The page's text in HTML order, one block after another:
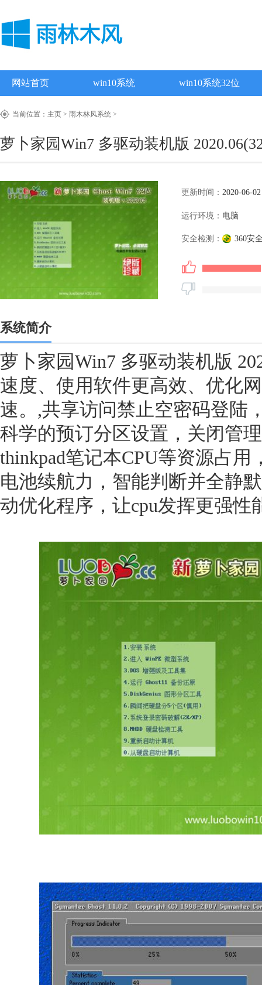
网站首页 win10系统 win10系统32位
当前位置： 主页 > 雨木林风系统 >
萝卜家园Win7 多驱动装机版
更新时间： 2020-06-02
运行环境： 电脑
安全检测： 360安
系统简介
萝卜家园Win7 多驱动装机版
速度、使用软件更高效、优化
速。,共享访问禁止空密码登陆
科学的预订分区设置，关闭管
thinkpad笔记本CPU等资源占
电池续航力，智能判断并全静
动优化程序，让cpu发挥更强性